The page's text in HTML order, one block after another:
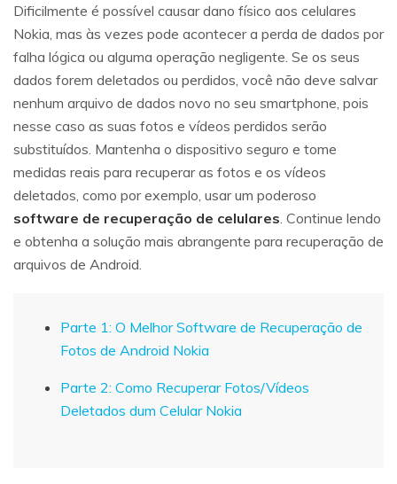
Dificilmente é possível causar dano físico aos celulares
Nokia, mas às vezes pode acontecer a perda de dados por
falha lógica ou alguma operação negligente. Se os seus
dados forem deletados ou perdidos, você não deve salvar
nenhum arquivo de dados novo no seu smartphone, pois
nesse caso as suas fotos e vídeos perdidos serão
substituídos. Mantenha o dispositivo seguro e tome
medidas reais para recuperar as fotos e os vídeos
deletados, como por exemplo, usar um poderoso
software de recuperação de celulares . Continue lendo
e obtenha a solução mais abrangente para recuperação de
arquivos de Android.
Parte 1: O Melhor Software de Recuperação de
Fotos de Android Nokia
Parte 2: Como Recuperar Fotos/Vídeos
Deletados dum Celular Nokia